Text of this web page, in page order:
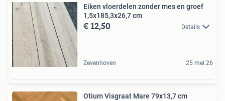
Eiken vloerdelen zonder mes en groef
1,5x185,3x26,7 cm
€ 12,50 Details
Zevenhoven 25 mei 26
Otium Visgraat Mare 79x13,7 cm